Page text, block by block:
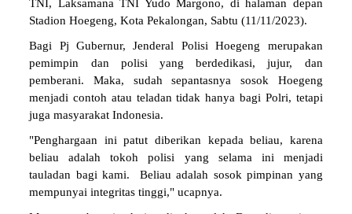
Stadion Hoegeng, Kota Pekalongan, Sabtu (11/11/2023).
pemimpin dan polisi yang berdedikasi, jujur, dan
pemberani. Maka, sudah sepantasnya sosok Hoegeng
menjadi contoh atau teladan tidak hanya bagi Polri, tetapi
juga masyarakat Indonesia.
beliau adalah tokoh polisi yang selama ini menjadi
tauladan bagi kami. Beliau adalah sosok pimpinan yang
mempunyai integritas tinggi," ucapnya.